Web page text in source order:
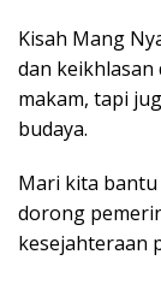
Kisah Mang
dan keikhlasan
makam, tapi
budaya.
Mari kita
dorong
kesejahteraan